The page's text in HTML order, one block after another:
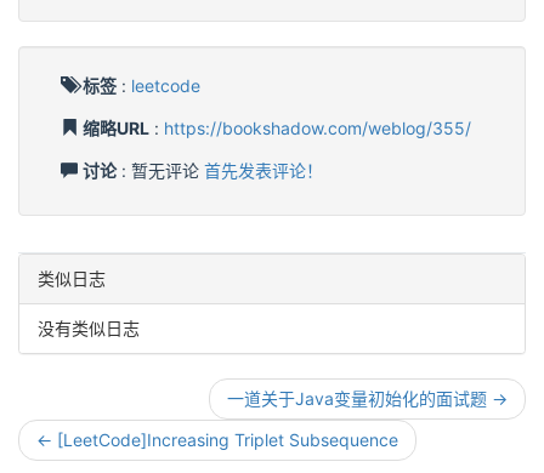
标签 : leetcode
缩略URL : https://bookshadow.com/weblog/355/
讨论: 暂无评论 首先发表评论！
类似日志
没有类似日志
一道关于Java变量初始化的面试题 →
← [LeetCode]Increasing Triplet Subsequence